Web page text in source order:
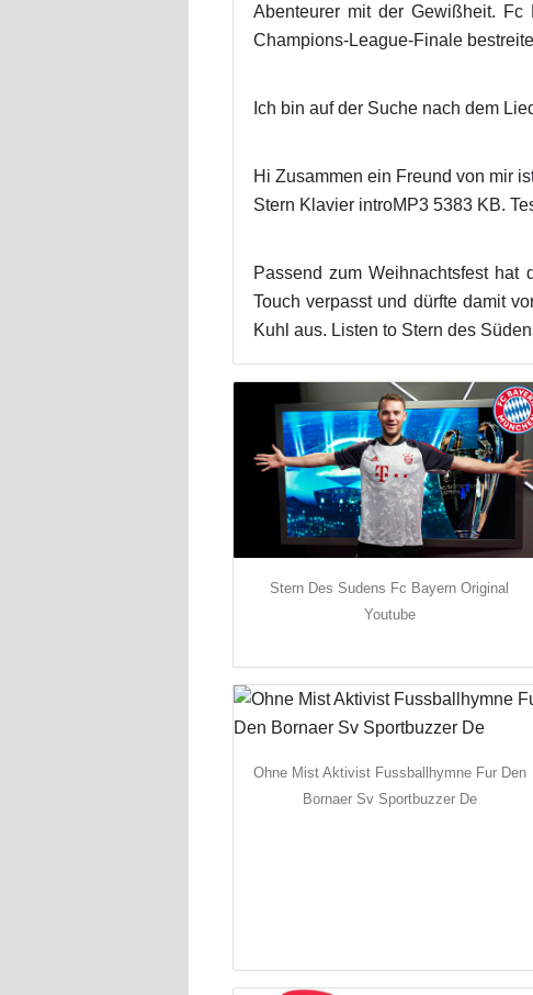
Abenteurer mit der Gewißheit.
Champions-League-Finale
Ich bin auf der Suche nach dem
Hi Zusammen ein Freund von mir
Stern Klavier introMP3 5383 KB.
Passend zum Weihnachtsfest
Touch verpasst und dürfte damit
Kuhl aus. Listen to Stern des
Stern Des Sudens Fc Bayern Original
Youtube
Ohne Mist Aktivist Fussballhymne Fur Den
Bornaer Sv Sportbuzzer De